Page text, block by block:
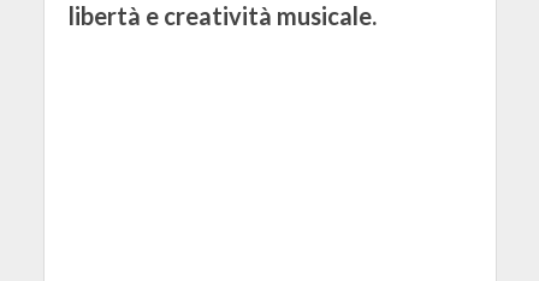
libertà e creatività musicale.